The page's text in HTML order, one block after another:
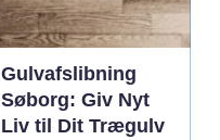
Gulvafslibning
Søborg: Giv Nyt
Liv til Dit Trægulv